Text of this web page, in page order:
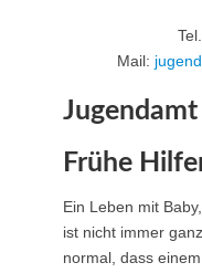
Mail:
Frühe
Ein Leben mit
ist nicht immer
normal, dass